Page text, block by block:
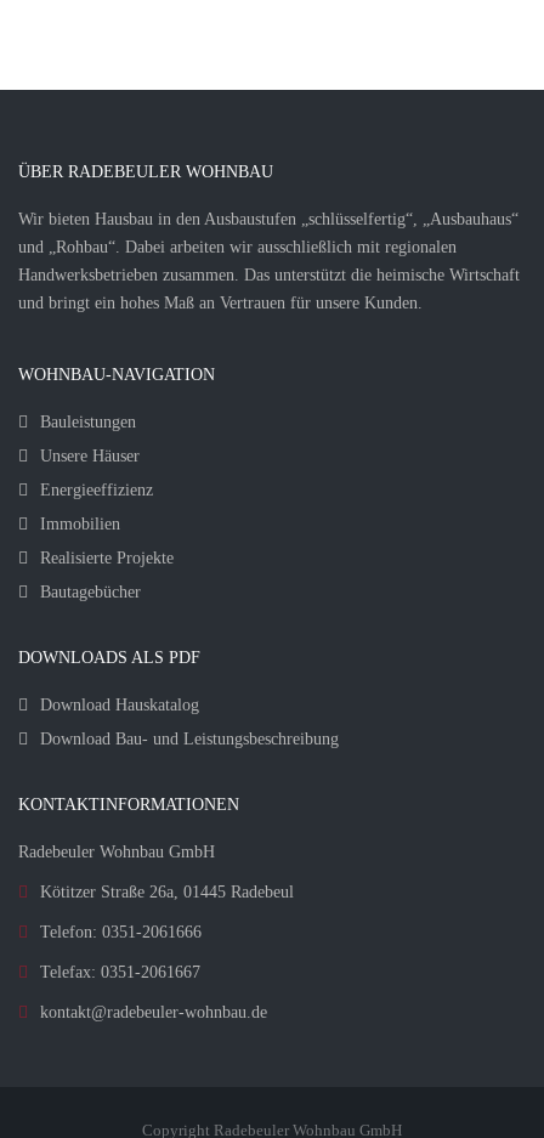
ÜBER RADEBEULER WOHNBAU
Wir bieten Hausbau in den Ausbaustufen „schlüsselfertig“, „Ausbauhaus“
und „Rohbau“. Dabei arbeiten wir ausschließlich mit regionalen
Handwerksbetrieben zusammen. Das unterstützt die heimische Wirtschaft
und bringt ein hohes Maß an Vertrauen für unsere Kunden.
WOHNBAU-NAVIGATION
Bauleistungen
Unsere Häuser
Energieeffizienz
Immobilien
Realisierte Projekte
Bautagebücher
DOWNLOADS ALS PDF
Download Hauskatalog
Download Bau- und Leistungsbeschreibung
KONTAKTINFORMATIONEN
Radebeuler Wohnbau GmbH
Kötitzer Straße 26a, 01445 Radebeul
Telefon: 0351-2061666
Telefax: 0351-2061667
kontakt@radebeuler-wohnbau.de
Copyright Radebeuler Wohnbau GmbH